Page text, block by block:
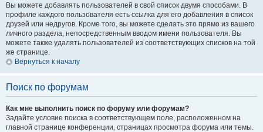
Вы можете добавлять пользователей в свой список двумя способами. В
профиле каждого пользователя есть ссылка для его добавления в список
друзей или недругов. Кроме того, вы можете сделать это прямо из вашего
личного раздела, непосредственным вводом имени пользователя. Вы
можете также удалять пользователей из соответствующих списков на той
же странице.
Вернуться к началу
Поиск по форумам
Как мне выполнить поиск по форуму или форумам?
Задайте условие поиска в соответствующем поле, расположенном на
главной странице конференции, страницах просмотра форума или темы.